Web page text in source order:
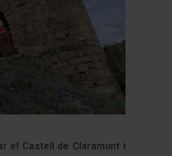
el Castell de Claramunt i